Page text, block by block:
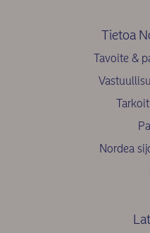
Tietoa
Tavoite &
Nordea